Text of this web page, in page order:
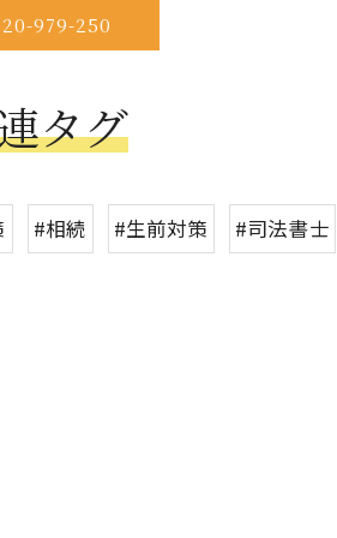
979-250
タグ
#相続 #生前対策 #司法書士